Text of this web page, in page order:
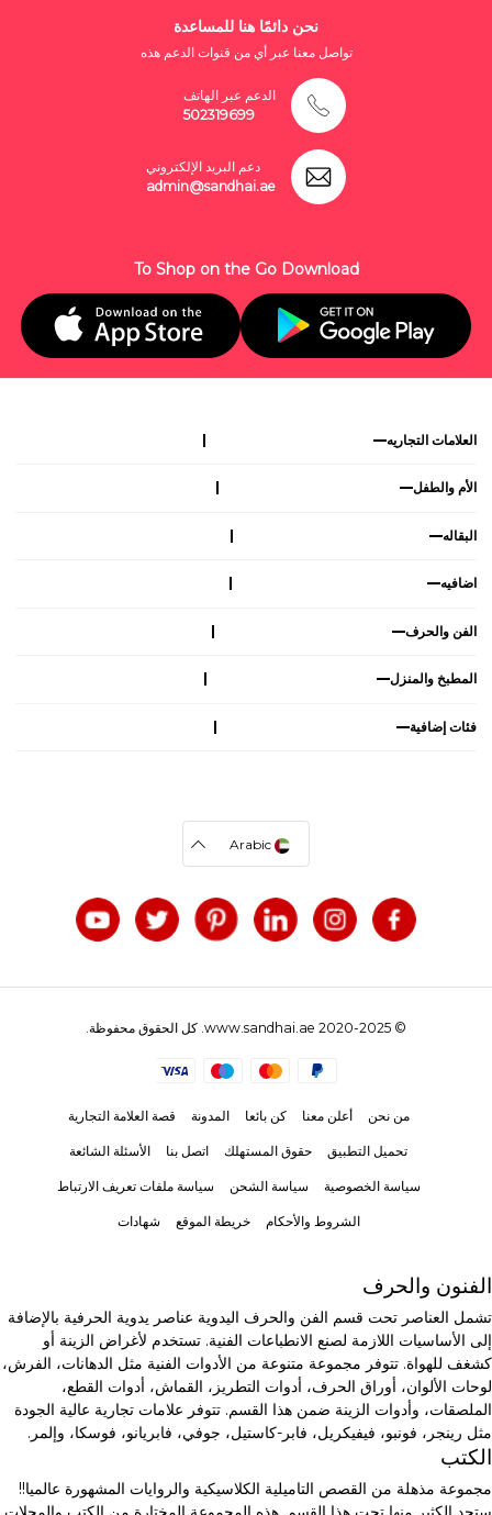
نحن دائمًا هنا للمساعدة
تواصل معنا عبر أي من قنوات الدعم هذه
الدعم عبر الهاتف
502319699
دعم البريد الإلكتروني
admin@sandhai.ae
To Shop on the Go Download
العلامات التجاريه
الأم والطفل
البقاله
اضافيه
الفن والحرف
المطبخ والمنزل
فئات إضافية
Arabic
© 2020-2025 www.sandhai.ae. كل الحقوق محفوظة.
من نحن أعلن معنا كن بائعا المدونة قصة العلامة التجارية
تحميل التطبيق حقوق المستهلك اتصل بنا الأسئلة الشائعة
سياسة الخصوصية سياسة الشحن سياسة ملفات تعريف الارتباط
الشروط والأحكام خريطة الموقع شهادات
الفنون والحرف
تشمل العناصر تحت قسم الفن والحرف اليدوية عناصر يدوية الحرفية بالإضافة
إلى الأساسيات اللازمة لصنع الانطباعات الفنية. تستخدم لأغراض الزينة أو
كشغف للهواة. تتوفر مجموعة متنوعة من الأدوات الفنية مثل الدهانات، الفرش،
لوحات الألوان، أوراق الحرف، أدوات التطريز، القماش، أدوات القطع،
الملصقات، وأدوات الزينة ضمن هذا القسم. تتوفر علامات تجارية عالية الجودة
مثل رينجر، فونبو، فيفيكريل، فابر-كاستيل، جوفي، فابريانو، فوسكا، وإلمر.
الكتب
مجموعة مذهلة من القصص التاميلية الكلاسيكية والروايات المشهورة عالميا!!